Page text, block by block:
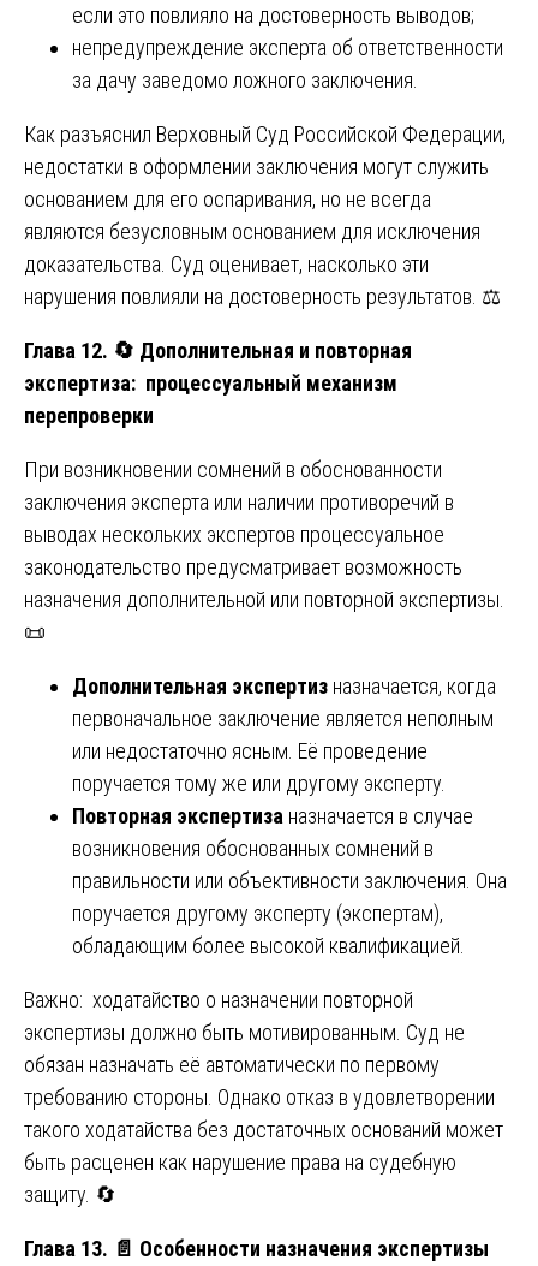
если это повлияло на достоверность выводов;
непредупреждение эксперта об ответственности
за дачу заведомо ложного заключения.
Как разъяснил Верховный Суд Российской Федерации,
недостатки в оформлении заключения могут служить
основанием для его оспаривания, но не всегда
являются безусловным основанием для исключения
доказательства. Суд оценивает, насколько эти
нарушения повлияли на достоверность результатов. ⚖️
Глава 12. 🔄 Дополнительная и повторная
экспертиза: процессуальный механизм
перепроверки
При возникновении сомнений в обоснованности
заключения эксперта или наличии противоречий в
выводах нескольких экспертов процессуальное
законодательство предусматривает возможность
назначения дополнительной или повторной экспертизы.
📜
Дополнительная экспертиз назначается, когда
первоначальное заключение является неполным
или недостаточно ясным. Её проведение
поручается тому же или другому эксперту.
Повторная экспертиза назначается в случае
возникновения обоснованных сомнений в
правильности или объективности заключения. Она
поручается другому эксперту (экспертам),
обладающим более высокой квалификацией.
Важно: ходатайство о назначении повторной
экспертизы должно быть мотивированным. Суд не
обязан назначать её автоматически по первому
требованию стороны. Однако отказ в удовлетворении
такого ходатайства без достаточных оснований может
быть расценен как нарушение права на судебную
защиту. 🔄
Глава 13. 📄 Особенности назначения экспертизы